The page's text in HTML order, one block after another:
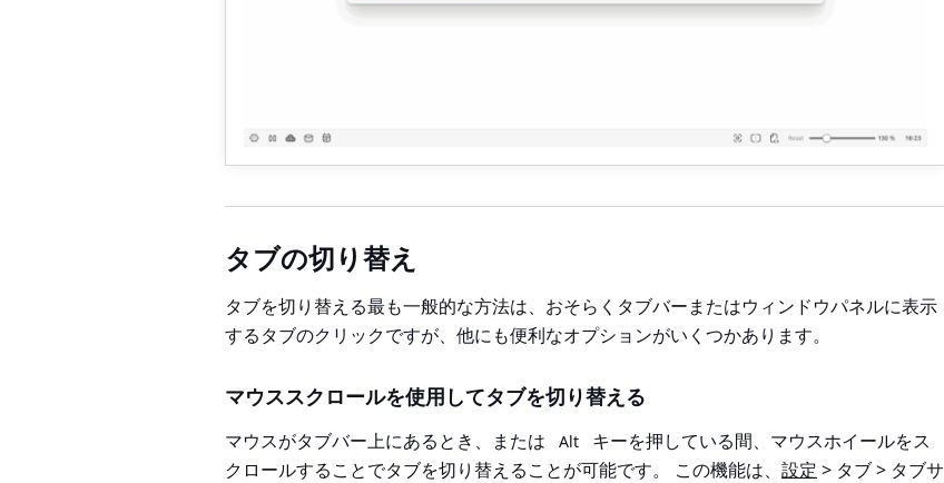
タブの切り替え
タブを切り替える最も一般的な方法は、おそらくタブバーまたはウィンドウパネルに表示
するタブのクリックですが、他にも便利なオプションがいくつかあります。
マウススクロールを使用してタブを切り替える
マウスがタブバー上にあるとき、または Alt
キーを押している間、マウスホイールをス
クロールすることでタブを切り替えることが可能です。 この機能は、 設定 > タブ > タブサ